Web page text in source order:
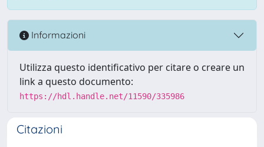
Informazioni
Utilizza questo identificativo per citare o creare un
link a questo documento:
https://hdl.handle.net/11590/335986
Citazioni